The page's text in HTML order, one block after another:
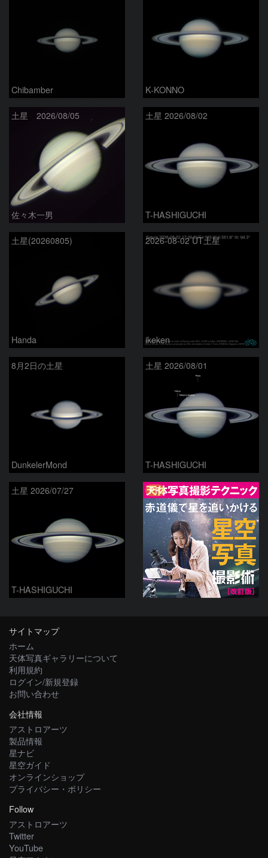
Chibamber K-KONNO
土星 2026/08/05
佐々木一男
土星 2026/08/02
T-HASHIGUCHI
土星(20260805)
Handa
2026-08-02 UT土星
ikeken
8月2日の土星
DunkelerMond
土星 2026/08/01
T-HASHIGUCHI
土星 2026/07/27
T-HASHIGUCHI
PR
サイトマップ
ホーム
天体写真ギャラリーについて
利用規約
ログイン/新規登録
お問い合わせ
会社情報
アストロアーツ
製品情報
星ナビ
星空ガイド
オンラインショップ
プライバシー・ポリシー
Follow
アストロアーツ
Twitter
YouTube